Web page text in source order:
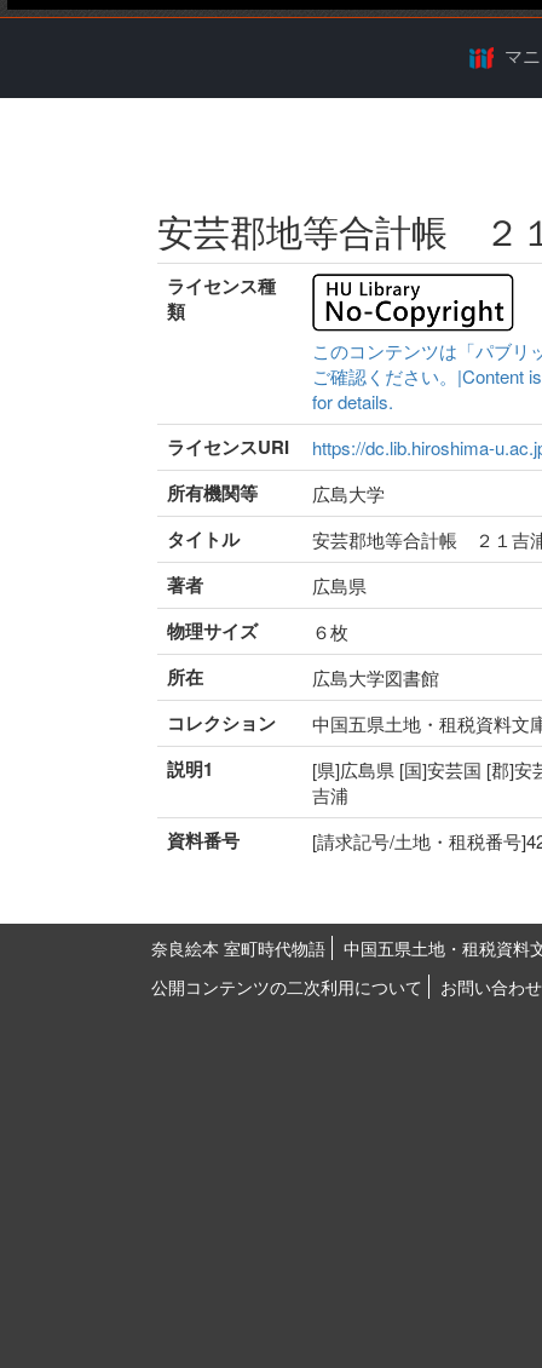
マ
安芸郡地等合計帳 ２
ライセンス種
類
このコンテンツは「パブリ
ご確認ください。|Content
for details.
ライセンスURI https://dc.lib.hiroshima-
所有機関等 広島大学
タイトル 安芸郡地等合計帳 ２１吉
著者 広島県
物理サイズ ６枚
所在 広島大学図書館
コレクション 中国五県土地・租税資料文
説明1
[県]広島県 [国]安芸国 [郡]
吉浦
資料番号 [請求記号/土地・租税番号
奈良絵本 室町時代物語
中国五県土地・租税資料
公開コンテンツの二次利用について
お問い合わせ